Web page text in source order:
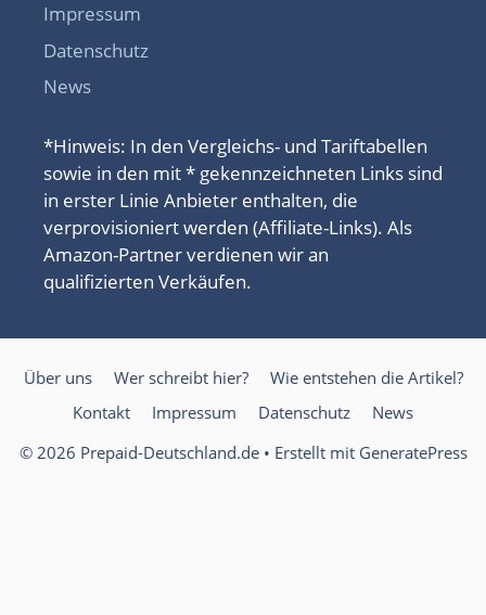
Impressum
Datenschutz
News
*Hinweis: In den Vergleichs- und Tariftabellen
sowie in den mit * gekennzeichneten Links sind
in erster Linie Anbieter enthalten, die
verprovisioniert werden (Affiliate-Links). Als
Amazon-Partner verdienen wir an
qualifizierten Verkäufen.
Über uns Wer schreibt hier?
Wie entstehen die Artikel?
Kontakt
Impressum Datenschutz
News
© 2026 Prepaid-Deutschland.de• Erstellt mit GeneratePress